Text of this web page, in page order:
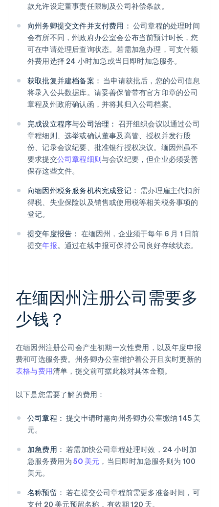
款允许设定董事责任限制及公司补偿条款。
向州务卿提交文件并支付费用： 公司章程的处理时间
会有所不同，州政府办公室会公布当前预计时长，您
可在申请处理后查询状态。若需加急办理，可支付额
外费用选择 24 小时加急或当日即时加急服务。
获取批复并建档备案： 当申请获批后，您的公司信息
将录入公共数据库。请妥善保管带有官方印章的公司
章程及州政府确认函，并将其归入公司档案。
完成设立程序与公司治理： 召开组织会议以通过公司
章程细则、选举或确认董事及高管、授权并发行股
份、记录会议纪要、批准银行授权决议。缅因州虽不
要求提交公司章程细则与会议纪要，但企业必须妥善
保存这些文件。
向缅因州税务服务机构完成登记： 需办理雇主代扣所
得税、失业保险以及销售或使用税等相关税务事项的
登记。
提交年度报告： 在缅因州，企业须于每年 6 月 1 日前
提交年报。通过在线申报可保持公司良好存续状态。
在缅因州注册公司需要多
少钱？
在缅因州注册公司会产生初期一次性费用，以及年度申报
费和可选服务费。州务卿办公室维护着公开且实时更新的
表格与费用清单，提交前可据此核对具体金额。
以下是您需要了解的费用：
公司章程： 提交申请时需向州务卿办公室缴纳 145 美
元。
加急费用： 若需加快公司章程处理时效，24 小时加
急服务费用为50 美元 ，当日即时加急服务则为 100
美元。
名称预留： 若在提交公司章程前需更多准备时间，可
支付 20 美元预留名称，有效期 120 天。